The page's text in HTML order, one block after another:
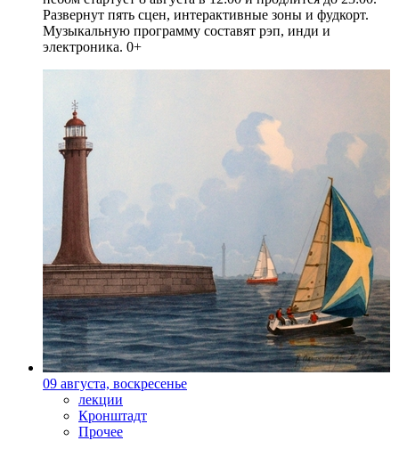
Развернут пять сцен, интерактивные зоны и фудкорт.
Музыкальную программу составят рэп, инди и
электроника. 0+
09 августа, воскресенье
лекции
Кронштадт
Прочее